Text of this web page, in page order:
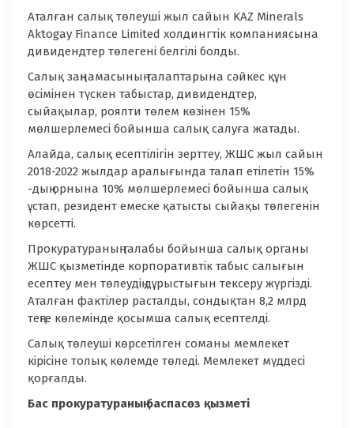
Аталған салық төлеуші жыл сайын KAZ Minerals
Aktogay Finance Limited холдингтік компаниясына
дивидендтер төлегені белгілі болды.
Салық заңнамасының талаптарына сәйкес құн
өсімінен түскен табыстар, дивидендтер,
сыйақылар, роялти төлем көзінен 15%
мөлшерлемесі бойынша салық салуға жатады.
Алайда, салық есептілігін зерттеу, ЖШС жыл сайын
2018-2022 жылдар аралығында талап етілетін 15%
-дың орнына 10% мөлшерлемесі бойынша салық
ұстап, резидент емеске қатысты сыйақы төлегенін
көрсетті.
Прокуратураның талабы бойынша салық органы
ЖШС қызметінде корпоративтік табыс салығын
есептеу мен төлеудің дұрыстығын тексеру жүргізді.
Аталған фактілер расталды, сондықтан 8,2 млрд
теңге көлемінде қосымша салық есептелді.
Салық төлеуші көрсетілген соманы мемлекет
кірісіне толық көлемде төледі. Мемлекет мүддесі
қорғалды.
Бас прокуратураның баспасөз қызметі